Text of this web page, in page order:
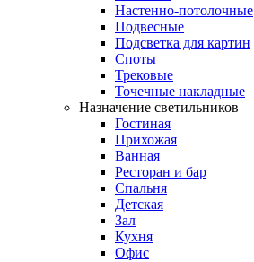
Настенно-потолочные
Подвесные
Подсветка для картин
Споты
Трековые
Точечные накладные
Назначение светильников
Гостиная
Прихожая
Ванная
Ресторан и бар
Спальня
Детская
Зал
Кухня
Офис